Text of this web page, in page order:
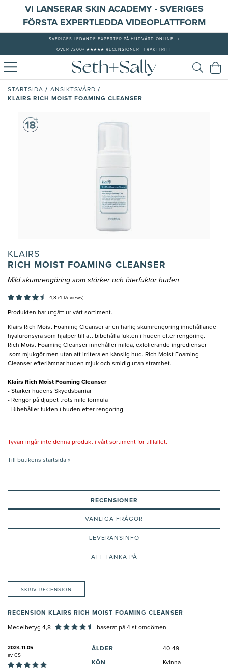
VI LANSERAR SKIN ACADEMY - SVERIGES
FÖRSTA EXPERTLEDDA VIDEOPLATTFORM
SVERIGES LEDANDE EXPERTER PÅ HUDVÅRD ONLINE
ÖVER 7200+ ★★★★★ RECENSIONER - FRAKTFRITT
STARTSIDA / ANSIKTSVÅRD /
KLAIRS RICH MOIST FOAMING CLEANSER
KLAIRS
RICH MOIST FOAMING CLEANSER
Mild skumrengöring som stärker och återfuktar huden
4,8 (4 Reviews)
Produkten har utgått ur vårt sortiment.
Klairs Rich Moist Foaming Cleanser är en härlig skumrengöring innehållande
hyaluronsyra som hjälper till att bibehålla fukten i huden efter rengöring.
Rich Moist Foaming Cleanser innehåller milda, exfolierande ingredienser
som mjukgör men utan att irritera en känslig hud. Rich Moist Foaming
Cleanser efterlämnar huden mjuk och smidig utan stramhet.
Klairs Rich Moist Foaming Cleanser
- Stärker hudens Skyddsbarriär
- Rengör på djupet trots mild formula
- Bibehåller fukten i huden efter rengöring
Tyvärr ingår inte denna produkt i vårt sortiment för tillfället.
Till butikens startsida »
RECENSIONER
VANLIGA FRÅGOR
LEVERANSINFO
ATT TÄNKA PÅ
SKRIV RECENSION
RECENSION KLAIRS RICH MOIST FOAMING CLEANSER
Medelbetyg 4,8 baserat på 4 st omdömen
2024-11-05
av CS
ÅLDER 40-49
KÖN Kvinna